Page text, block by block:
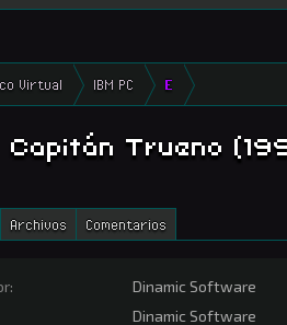
Virtual IBM PC E
Capitán Trueno
Archivos Comentarios
Dinamic Software
Dinamic Software